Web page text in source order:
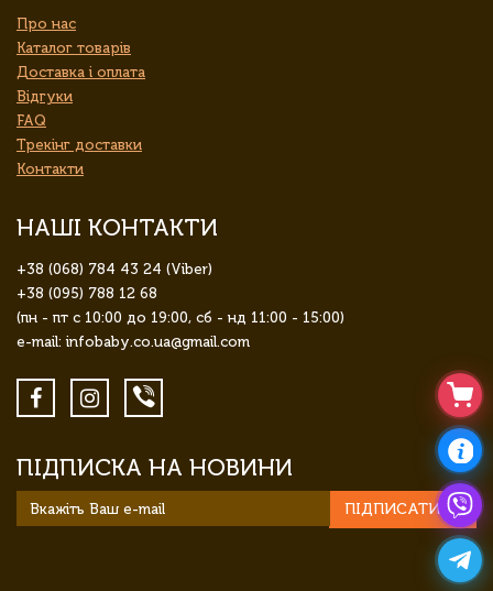
Про нас
Каталог товарів
Доставка і оплата
Відгуки
FAQ
Трекінг доставки
Контакти
НАШІ КОНТАКТИ
+38 (068) 784 43 24 (Viber)
+38 (095) 788 12 68
(пн - пт с 10:00 до 19:00, сб - нд 11:00 - 15:00)
e-mail: infobaby.co.ua@gmail.com
ПІДПИСКА НА НОВИНИ
ПІДПИСАТИСЯ